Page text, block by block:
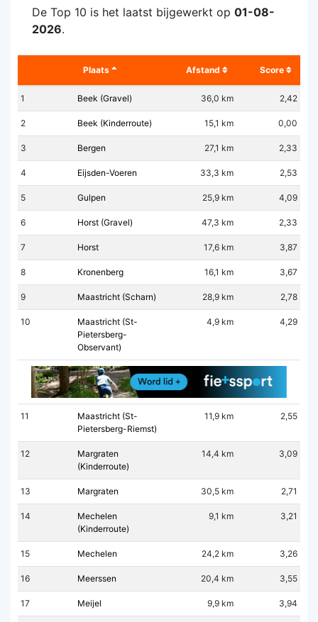
De Top 10 is het laatst bijgewerkt op 01-08-
2026.
Plaats Afstand Score
1 Beek (Gravel) 36,0 km 2,42
2 Beek (Kinderroute) 15,1 km 0,00
3 Bergen 27,1 km 2,33
4 Eijsden-Voeren 33,3 km 2,53
5 Gulpen 25,9 km 4,09
6 Horst (Gravel) 47,3 km 2,33
7 Horst 17,6 km 3,87
8 Kronenberg 16,1 km 3,67
9 Maastricht (Scharn) 28,9 km 2,78
10
Maastricht (St-
Pietersberg-
Observant)
4,9 km 4,29
11
Maastricht (St-
Pietersberg-Riemst)
11,9 km 2,55
12
Margraten
(Kinderroute)
14,4 km 3,09
13 Margraten 30,5 km 2,71
14
Mechelen
(Kinderroute)
9,1 km 3,21
15 Mechelen 24,2 km 3,26
16 Meerssen 20,4 km 3,55
17 Meijel 9,9 km 3,94